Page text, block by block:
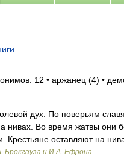
12 • аржанец (4) •
дух. По поверьям
нивах. Во время жатвы они
Крестьяне оставляют на
Брокгауза и И.А. Ефрона